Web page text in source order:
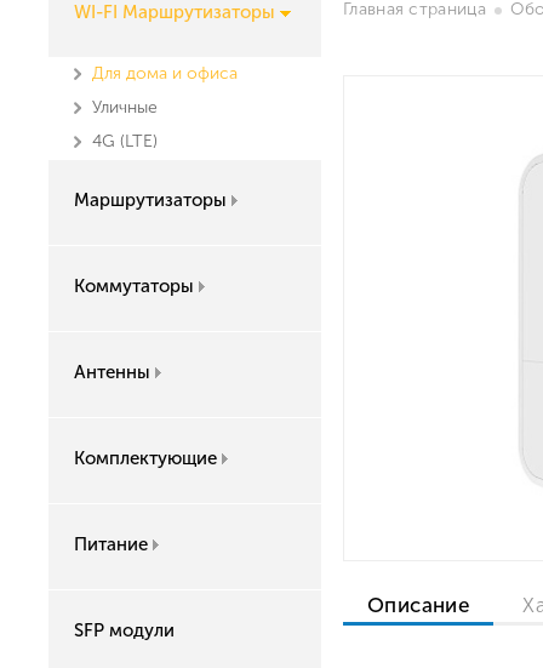
WI-FI Маршрутизаторы
Для дома и офиса
Уличные
4G (LTE)
Маршрутизаторы
Коммутаторы
Антенны
Комплектующие
Питание
SFP модули
Главная страница
Описание